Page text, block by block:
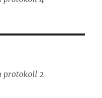
protokoll 2